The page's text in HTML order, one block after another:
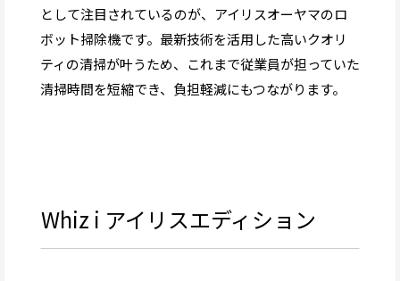
として注目されているのが、アイリスオーヤマのロ
ボット掃除機です。最新技術を活用した高いクオリ
ティの清掃が叶うため、これまで従業員が担っていた
清掃時間を短縮でき、負担軽減にもつながります。
Whiz i アイリスエディション